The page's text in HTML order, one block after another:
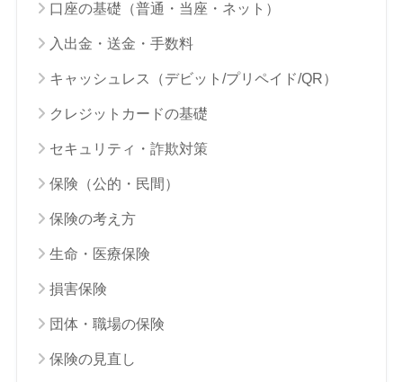
口座の基礎（普通・当座・ネット）
入出金・送金・手数料
キャッシュレス（デビット/プリペイド/QR）
クレジットカードの基礎
セキュリティ・詐欺対策
保険（公的・民間）
保険の考え方
生命・医療保険
損害保険
団体・職場の保険
保険の見直し